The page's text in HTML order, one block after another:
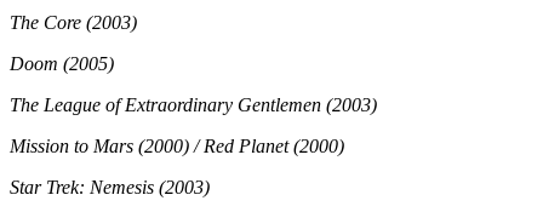
The Core (2003)
Doom (2005)
The League of Extraordinary Gentlemen (2003)
Mission to Mars (2000) / Red Planet (2000)
Star Trek: Nemesis (2003)